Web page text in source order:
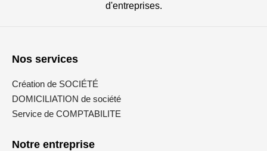
d'entreprises.
Nos services
Création de SOCIÉTÉ
DOMICILIATION de société
Service de COMPTABILITE
Notre entreprise